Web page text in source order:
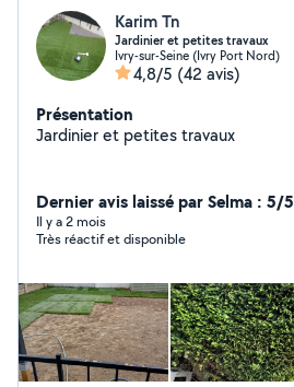
Karim Tn
Jardinier et petites travaux
Ivry-sur-Seine (Ivry Port Nord)
4,8/5 (42 avis)
Présentation
Jardinier et petites travaux
Dernier avis laissé par Selma : 5/5
Il y a 2 mois
Très réactif et disponible